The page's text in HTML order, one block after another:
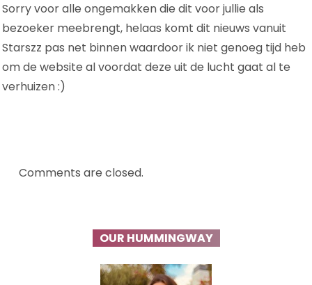
Sorry voor alle ongemakken die dit voor jullie als
bezoeker meebrengt, helaas komt dit nieuws vanuit
Starszz pas net binnen waardoor ik niet genoeg tijd heb
om de website al voordat deze uit de lucht gaat al te
verhuizen :)
Comments are closed.
OUR HUMMINGWAY